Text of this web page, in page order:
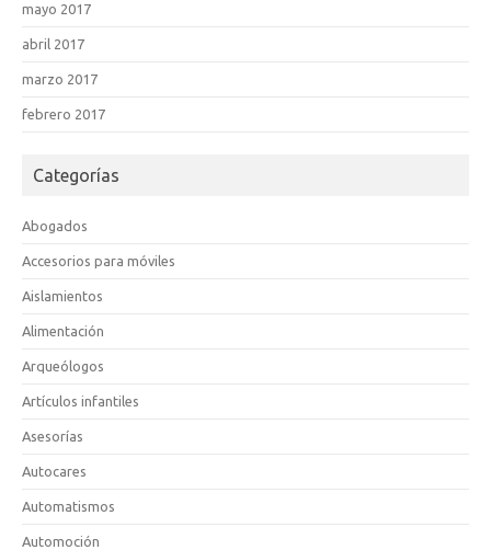
mayo 2017
abril 2017
marzo 2017
febrero 2017
Categorías
Abogados
Accesorios para móviles
Aislamientos
Alimentación
Arqueólogos
Artículos infantiles
Asesorías
Autocares
Automatismos
Automoción